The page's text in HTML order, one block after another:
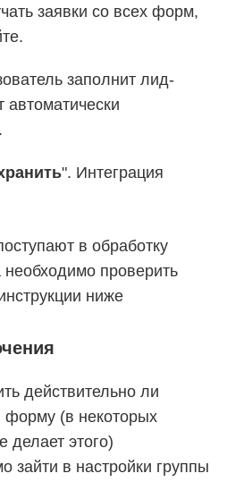
заявки со всех форм,
заполнит лид-
". Интеграция
в обработку
необходимо проверить
ниже
действительно ли
форму (в некоторых
делает этого)
зайти в настройки группы